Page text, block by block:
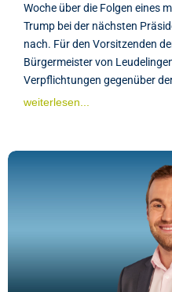
Woche über die Folgen eines
Trump bei der nächsten
nach. Für den Vorsitzenden
Bürgermeister von
Verpflichtungen gegenüber
weiterlesen...